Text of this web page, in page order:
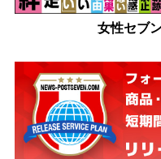
女性セブ